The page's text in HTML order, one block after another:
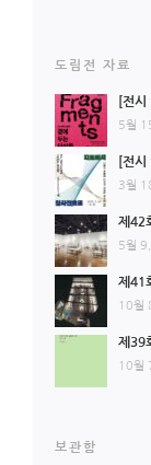
도림전 자료
[전
5월
[전
3월
제42
5월
제41
10월
제39
10월
보관함